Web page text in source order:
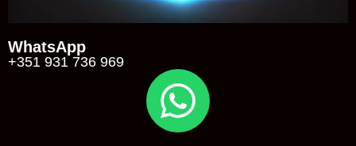
WhatsApp
+351 931 736 969